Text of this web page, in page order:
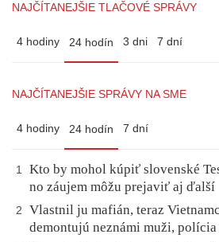
NAJČÍTANEJŠIE TLAČOVÉ SPRÁVY
4 hodiny 24 hodín 3 dni 7 dní
NAJČÍTANEJŠIE SPRÁVY NA SME
4 hodiny 24 hodín 7 dní
1
Kto by mohol kúpiť slovenské
no záujem môžu prejaviť aj ďalší
2
Vlastnil ju mafián, teraz
demontujú neznámi muži,